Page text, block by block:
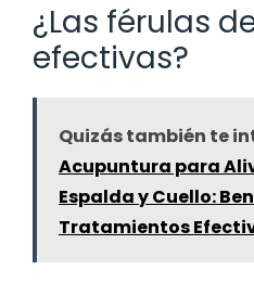
¿Las férulas
efectivas?
Quizás también te
Acupuntura para
Espalda y Cuello:
Tratamientos